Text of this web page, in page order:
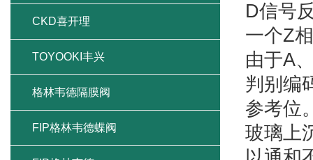
D信号
一个Z
由于A
判别编
参考位
玻璃上
CKD喜开理
TOYOOKI丰兴
格林韦德隔膜阀
FIP格林韦德蝶阀